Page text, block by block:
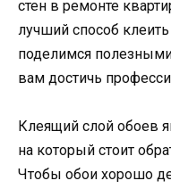
стен в ремонте
лучший способ
поделимся
вам достичь
Клеящий слой обоев
на который стоит
Чтобы обои хорошо